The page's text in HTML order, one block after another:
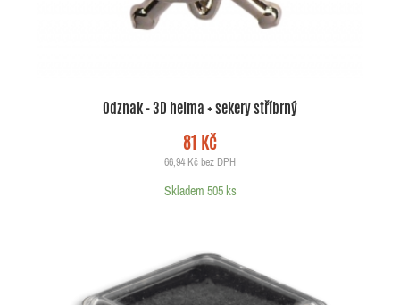
Odznak - 3D helma + sekery stříbrný
81 Kč
66,94 Kč bez DPH
Skladem 505 ks